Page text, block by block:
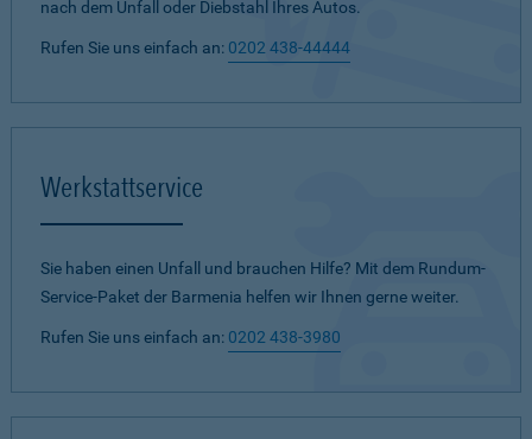
nach dem Unfall oder Diebstahl Ihres Autos.
Rufen Sie uns einfach an: 0202 438-44444
Werkstattservice
Sie haben einen Unfall und brauchen Hilfe? Mit dem Rundum-
Service-Paket der Barmenia helfen wir Ihnen gerne weiter.
Rufen Sie uns einfach an: 0202 438-3980